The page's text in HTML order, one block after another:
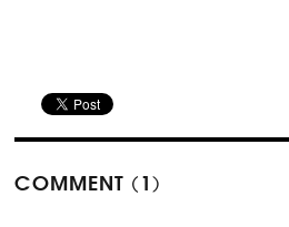
COMMENT (1)